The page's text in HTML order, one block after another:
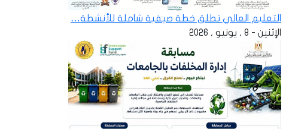
التعليم العالي تطلق خطة صيفية شاملة للأنشطة…
الإثنين - 8 , يونيو , 2026